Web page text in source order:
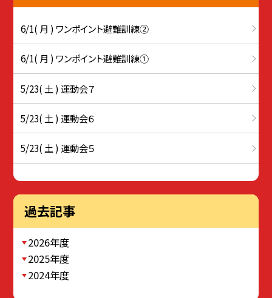
6/1( 月 ) ワンポイント避難訓練②
6/1( 月 ) ワンポイント避難訓練①
5/23( 土 ) 運動会７
5/23( 土 ) 運動会６
5/23( 土 ) 運動会５
過去記事
2026年度
2025年度
2024年度